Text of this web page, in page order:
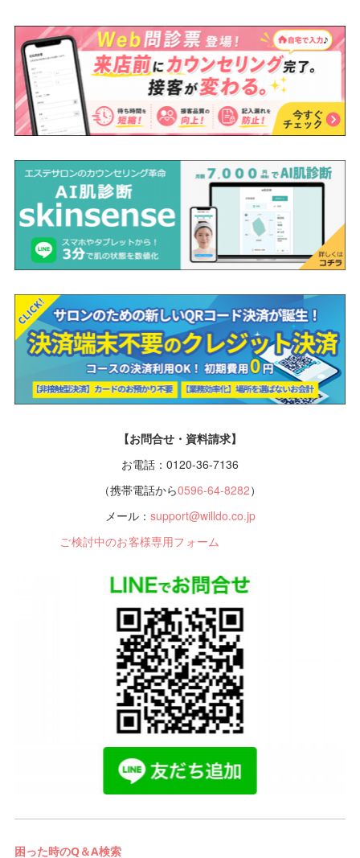
【お問合せ・資料請求】
お電話：0120-36-7136
（携帯電話から0596-64-8282）
メール： support@willdo.co.jp
ご検討中のお客様専用フォーム